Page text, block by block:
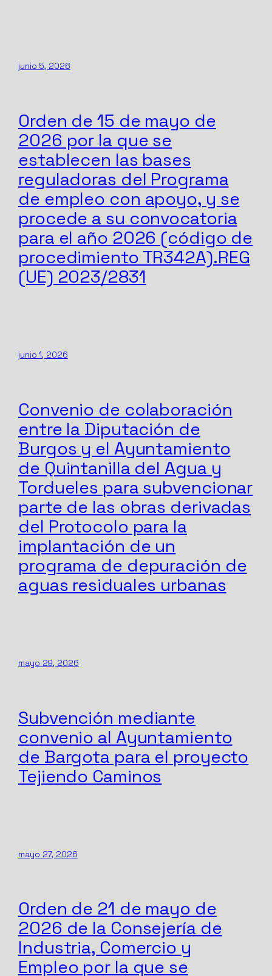
junio 5, 2026
Orden de 15 de mayo de
2026 por la que se
establecen las bases
reguladoras del Programa
de empleo con apoyo, y se
procede a su convocatoria
para el año 2026 (código de
procedimiento TR342A).REG
(UE) 2023/2831
junio 1, 2026
Convenio de colaboración
entre la Diputación de
Burgos y el Ayuntamiento
de Quintanilla del Agua y
Tordueles para subvencionar
parte de las obras derivadas
del Protocolo para la
implantación de un
programa de depuración de
aguas residuales urbanas
mayo 29, 2026
Subvención mediante
convenio al Ayuntamiento
de Bargota para el proyecto
Tejiendo Caminos
mayo 27, 2026
Orden de 21 de mayo de
2026 de la Consejería de
Industria, Comercio y
Empleo por la que se